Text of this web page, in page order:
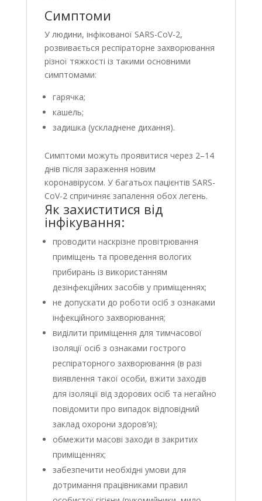
Симптоми
У людини, інфікованої SARS-CoV-2,
розвивається респіраторне захворювання
різної тяжкості із такими основними
симптомами:
гарячка;
кашель;
задишка (ускладнене дихання).
Симптоми можуть проявитися через 2–14
днів після зараження новим
коронавірусом. У багатьох пацієнтів SARS-
CoV-2 спричиняє запалення обох легень.
Як захиститися від
інфікування:
проводити наскрізне провітрювання
приміщень та проведення вологих
прибирань із використанням
дезінфекційних засобів у приміщеннях;
не допускати до роботи осіб з ознаками
інфекційного захворювання;
виділити приміщення для тимчасової
ізоляції осіб з ознаками гострого
респіраторного захворювання (в разі
виявлення такої особи, вжити заходів
для ізоляції від здорових осіб та негайно
повідомити про випадок відповідний
заклад охорони здоров’я);
обмежити масові заходи в закритих
приміщеннях;
забезпечити необхідні умови для
дотримання працівниками правил